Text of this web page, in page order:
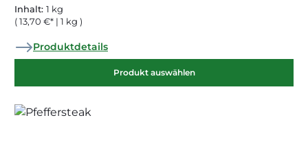
Inhalt: 1 kg
( 13,70 €* | 1 kg )
Produktdetails
Produkt auswählen